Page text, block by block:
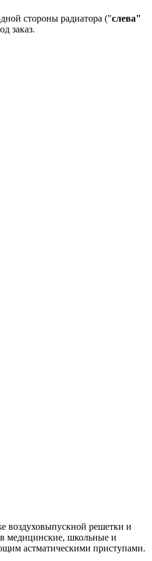
стороны радиатора ("слева"
заказ.
воздуховыпускной решетки и
медицинские, школьные и
астматическими приступами.